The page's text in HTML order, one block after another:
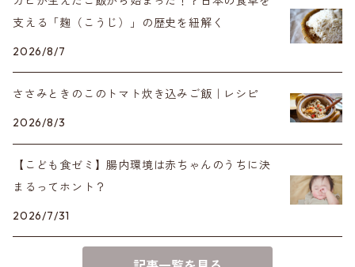
支える「麹（こうじ）」の歴史を紐解く
2026/8/7
ささみときのこのトマト炊き込みご飯｜レシピ
2026/8/3
【こども食ゼミ】腸内環境は赤ちゃんのうちに決
まるってホント？
2026/7/31